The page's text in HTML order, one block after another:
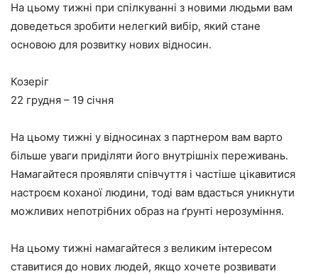
На цьому тижні при спілкуванні з новими людьми вам
доведеться зробити нелегкий вибір, який стане
основою для розвитку нових відносин.
Козеріг
22 грудня – 19 січня
На цьому тижні у відносинах з партнером вам варто
більше уваги приділяти його внутрішніх переживань.
Намагайтеся проявляти співчуття і частіше цікавитися
настроєм коханої людини, тоді вам вдасться уникнути
можливих непотрібних образ на ґрунті нерозуміння.
На цьому тижні намагайтеся з великим інтересом
ставитися до нових людей, якщо хочете розвивати